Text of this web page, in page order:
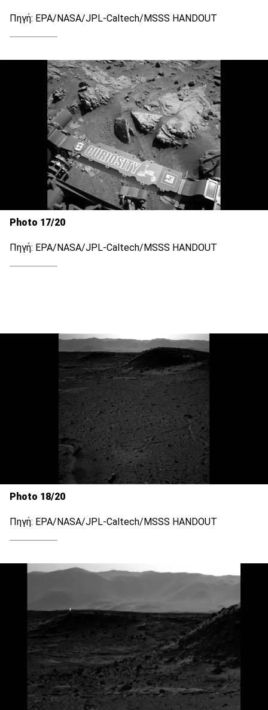
Πηγή: EPA/NASA/JPL-Caltech/MSSS HANDOUT
Photo 17/20
Πηγή: EPA/NASA/JPL-Caltech/MSSS HANDOUT
Photo 18/20
Πηγή: EPA/NASA/JPL-Caltech/MSSS HANDOUT